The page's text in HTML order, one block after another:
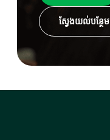
ស្វែងយល់បន្ថែម